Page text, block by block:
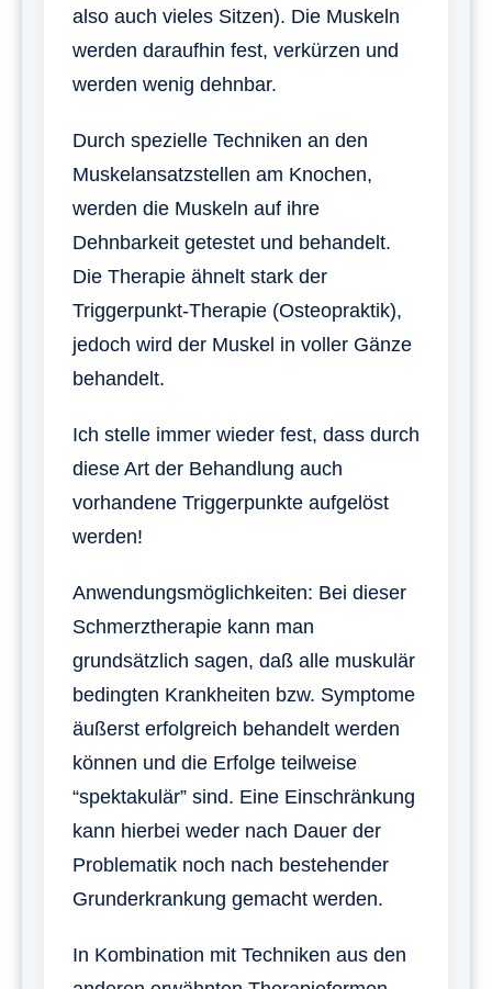
also auch vieles Sitzen). Die Muskeln
werden daraufhin fest, verkürzen und
werden wenig dehnbar.
Durch spezielle Techniken an den
Muskelansatzstellen am Knochen,
werden die Muskeln auf ihre
Dehnbarkeit getestet und behandelt.
Die Therapie ähnelt stark der
Triggerpunkt-Therapie (Osteopraktik),
jedoch wird der Muskel in voller Gänze
behandelt.
Ich stelle immer wieder fest, dass durch
diese Art der Behandlung auch
vorhandene Triggerpunkte aufgelöst
werden!
Anwendungsmöglichkeiten: Bei dieser
Schmerztherapie kann man
grundsätzlich sagen, daß alle muskulär
bedingten Krankheiten bzw. Symptome
äußerst erfolgreich behandelt werden
können und die Erfolge teilweise
“spektakulär” sind. Eine Einschränkung
kann hierbei weder nach Dauer der
Problematik noch nach bestehender
Grunderkrankung gemacht werden.
In Kombination mit Techniken aus den